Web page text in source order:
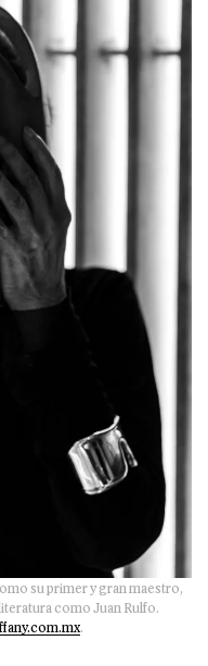
su primer y gran maestro,
como Juan Rulfo.